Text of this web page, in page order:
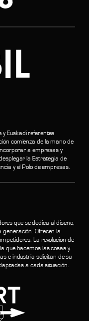
y Euskadi referentes
comienza de la mano de
a empresas y
la Estrategia de
y el Polo de empresas.
que se dedica al diseño,
Ofrecen la
La revolución de
que hacemos las cosas y
e industria solicitan de su
a cada situación.